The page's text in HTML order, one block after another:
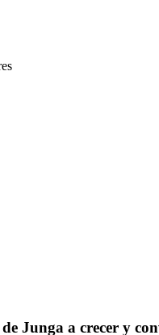
Junga a crecer y